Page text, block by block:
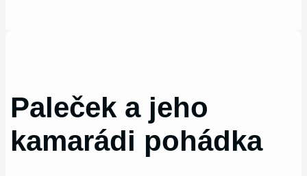
Paleček a jeho
kamarádi pohádka